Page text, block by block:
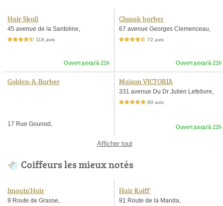
Hair Skull
45 avenue de la Santoline,
4,5 étoiles sur 5 118 avis
Ouvert jusqu'à 21h
Chmak barber
67 avenue Georges Clemenceau,
4,5 étoiles sur 5 72 avis
Ouvert jusqu'à 21h
Golden-A-Barber
17 Rue Gounod,
Maison VICTORIA
331 avenue Du Dr Julien Lefebvre,
5,0 étoiles sur 5 89 avis
Ouvert jusqu'à 22h
Afficher tout
Coiffeurs les mieux notés
Imagin'Hair
9 Route de Grasse,
Hair Koiff'
91 Route de la Manda,